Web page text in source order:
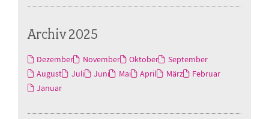
Archiv 2025
Dezember November Oktober
September
August
Juli Juni Mai April März
Februar
Januar